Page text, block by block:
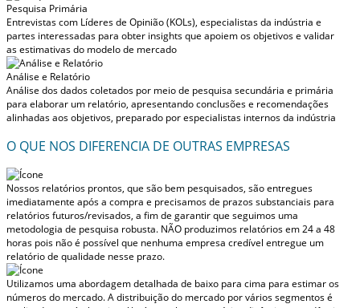
Pesquisa Primária
Entrevistas com Líderes de Opinião (KOLs), especialistas da indústria e
partes interessadas para obter insights que apoiem os objetivos e validar
as estimativas do modelo de mercado
Análise e Relatório
Análise dos dados coletados por meio de pesquisa secundária e primária
para elaborar um relatório, apresentando conclusões e recomendações
alinhadas aos objetivos, preparado por especialistas internos da indústria
O QUE NOS DIFERENCIA DE OUTRAS EMPRESAS
Nossos relatórios prontos, que são bem pesquisados, são entregues
imediatamente após a compra e precisamos de prazos substanciais para
relatórios futuros/revisados, a fim de garantir que seguimos uma
metodologia de pesquisa robusta. NÃO produzimos relatórios em 24 a 48
horas pois não é possível que nenhuma empresa credível entregue um
relatório de qualidade nesse prazo.
Utilizamos uma abordagem detalhada de baixo para cima para estimar os
números do mercado. A distribuição do mercado por vários segmentos é